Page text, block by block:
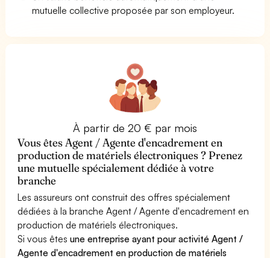
mutuelle collective proposée par son employeur.
À partir de 20 € par mois
Vous êtes Agent / Agente d'encadrement en
production de matériels électroniques ? Prenez
une mutuelle spécialement dédiée à votre
branche
Les assureurs ont construit des offres spécialement
dédiées à la branche Agent / Agente d'encadrement en
production de matériels électroniques.
Si vous êtesune entreprise ayant pour activité Agent /
Agente d'encadrement en production de matériels